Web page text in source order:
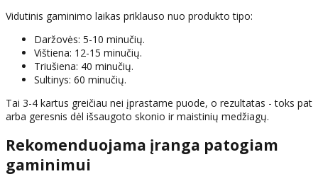
Vidutinis gaminimo laikas priklauso nuo produkto tipo:
Daržovės: 5-10 minučių.
Vištiena: 12-15 minučių.
Triušiena: 40 minučių.
Sultinys: 60 minučių.
Tai 3-4 kartus greičiau nei įprastame puode, o rezultatas - toks pat
arba geresnis dėl išsaugoto skonio ir maistinių medžiagų.
Rekomenduojama įranga patogiam
gaminimui